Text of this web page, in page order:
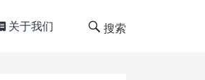
关于我们 搜索